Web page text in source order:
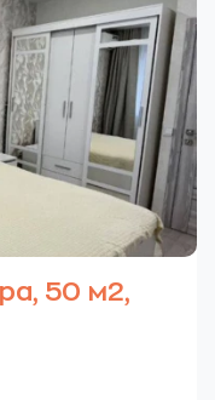
50 м2,